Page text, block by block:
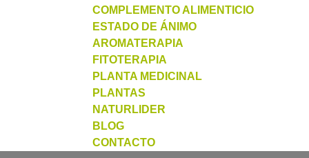
COMPLEMENTO ALIMENTICIO
ESTADO DE ÁNIMO
AROMATERAPIA
FITOTERAPIA
PLANTA MEDICINAL
PLANTAS
NATURLIDER
BLOG
CONTACTO